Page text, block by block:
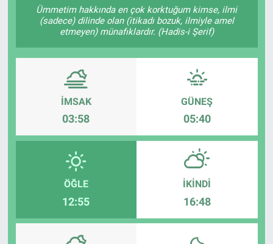
Ümmetim hakkında en çok korktuğum kimse, ilmi
(sadece) dilinde olan (itikadı bozuk, ilmiyle amel
etmeyen) münafıklardır. (Hadis-i Şerif)
İMSAK
03:58
GÜNEŞ
05:40
ÖĞLE
12:55
İKINDI
16:48
Sağlıklı Yaşam
Yaşam